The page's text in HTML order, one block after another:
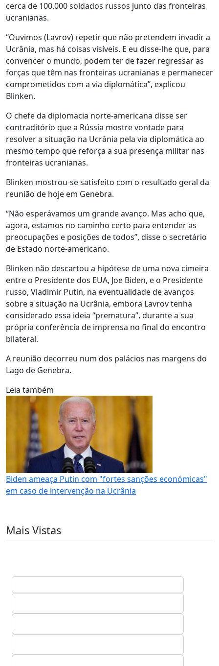
cerca de 100.000 soldados russos junto das fronteiras
ucranianas.
“Ouvimos (Lavrov) repetir que não pretendem invadir a
Ucrânia, mas há coisas visíveis. E eu disse-lhe que, para
convencer o mundo, podem ter de fazer regressar as
forças que têm nas fronteiras ucranianas e permanecer
comprometidos com a via diplomática”, explicou
Blinken.
O chefe da diplomacia norte-americana disse ser
contraditório que a Rússia mostre vontade para
resolver a situação na Ucrânia pela via diplomática ao
mesmo tempo que reforça a sua presença militar nas
fronteiras ucranianas.
Blinken mostrou-se satisfeito com o resultado geral da
reunião de hoje em Genebra.
“Não esperávamos um grande avanço. Mas acho que,
agora, estamos no caminho certo para entender as
preocupações e posições de todos”, disse o secretário
de Estado norte-americano.
Blinken não descartou a hipótese de uma nova cimeira
entre o Presidente dos EUA, Joe Biden, e o Presidente
russo, Vladimir Putin, na eventualidade de avanços
sobre a situação na Ucrânia, embora Lavrov tenha
considerado essa ideia “prematura”, durante a sua
própria conferência de imprensa no final do encontro
bilateral.
A reunião decorreu num dos palácios nas margens do
Lago de Genebra.
Leia também
Biden ameaça Putin com "fortes sanções económicas"
em caso de intervenção na Ucrânia
Mais Vistas